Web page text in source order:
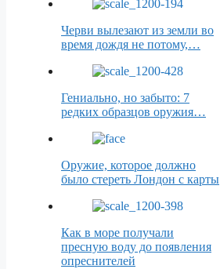
Черви вылезают из земли во
время дождя не потому,…
Гениально, но забыто: 7
редких образцов оружия…
Оружие, которое должно
было стереть Лондон с карты
Как в море получали
пресную воду до появления
опреснителей